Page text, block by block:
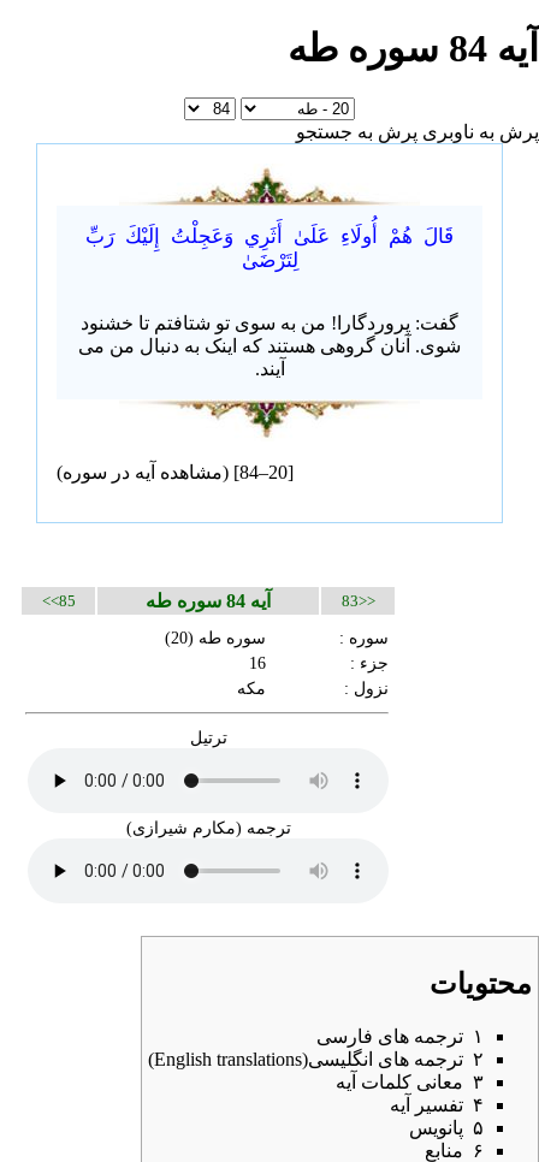
آیه 84 سوره طه
پرش به ناوبری پرش به جستجو
قَالَ هُمْ أُولَاءِ عَلَىٰ أَثَرِي وَعَجِلْتُ إِلَيْكَ رَبِّ
لِتَرْضَىٰ
گفت: پروردگارا! من به سوی تو شتافتم تا خشنود
شوی. آنان گروهی هستند که اینک به دنبال من می
آیند.
[20–84] ( مشاهده آیه در سوره)
<<83 آیه 84 سوره طه 85>>
سوره : سوره طه (20)
جزء :
16
نزول :
مکه
ترتیل
ترجمه (مکارم شیرازی)
محتویات
۱ ترجمه های فارسی
۲ ترجمه های انگلیسی(English translations)
۳ معانی کلمات آیه
۴ تفسیر آیه
۵ پانویس
۶
منابع